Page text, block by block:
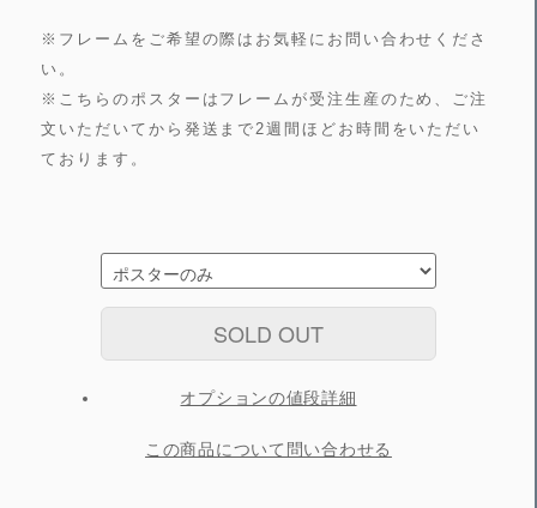
※フレームをご希望の際はお気軽にお問い合わせくださ
い。
※こちらのポスターはフレームが受注生産のため、ご注
文いただいてから発送まで2週間ほどお時間をいただい
ております。
SOLD OUT
オプションの値段詳細
この商品について問い合わせる